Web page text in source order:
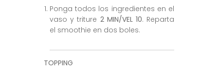
Ponga todos los ingredientes en el
vaso y triture 2 MIN/VEL 10. Reparta
el smoothie en dos boles.
TOPPING